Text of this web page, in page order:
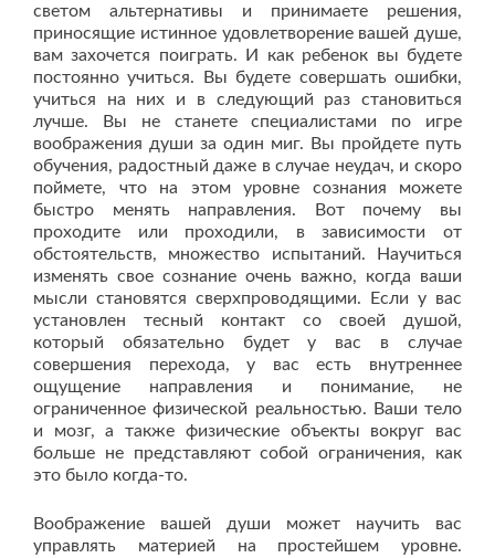
светом альтернативы и принимаете решения,
приносящие истинное удовлетворение вашей душе,
вам захочется поиграть. И как ребенок вы будете
постоянно учиться. Вы будете совершать ошибки,
учиться на них и в следующий раз становиться
лучше. Вы не станете специалистами по игре
воображения души за один миг. Вы пройдете путь
обучения, радостный даже в случае неудач, и скоро
поймете, что на этом уровне сознания можете
быстро менять направления. Вот почему вы
проходите или проходили, в зависимости от
обстоятельств, множество испытаний. Научиться
изменять свое сознание очень важно, когда ваши
мысли становятся сверхпроводящими. Если у вас
установлен тесный контакт со своей душой,
который обязательно будет у вас в случае
совершения перехода, у вас есть внутреннее
ощущение направления и понимание, не
ограниченное физической реальностью. Ваши тело
и мозг, а также физические объекты вокруг вас
больше не представляют собой ограничения, как
это было когда-то.
Воображение вашей души может научить вас
управлять материей на простейшем уровне.